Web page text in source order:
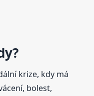
krize, kdy má
bolest,